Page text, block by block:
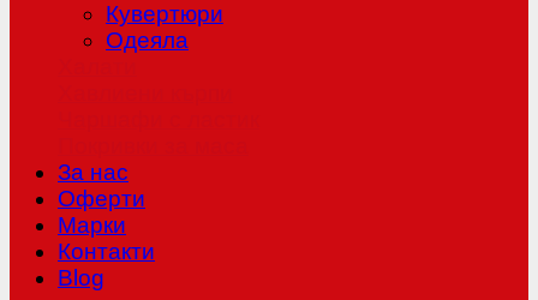
Кувертюри
Одеяла
За нас
Оферти
Mарки
Контакти
Blog